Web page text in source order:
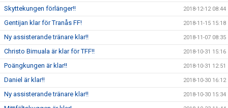
Skyttekungen förlänger!! 2018-12-12 08:44
Gentijan klar för Tranås FF! 2018-11-15 15:18
Ny assisterande tränare klar!! 2018-11-07 08:35
Christo Bimuala är klar för TFF!! 2018-10-31 15:16
Poängkungen är klar!! 2018-10-31 12:51
Daniel är klar!! 2018-10-30 16:12
Ny assisterande tränare klar!! 2018-10-30 15:34